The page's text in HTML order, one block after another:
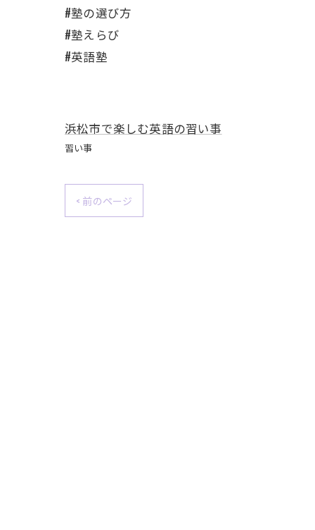
#塾の選び方
#塾えらび
#英語塾
浜松市で楽しむ英語の習い事
習い事
< 前のページ